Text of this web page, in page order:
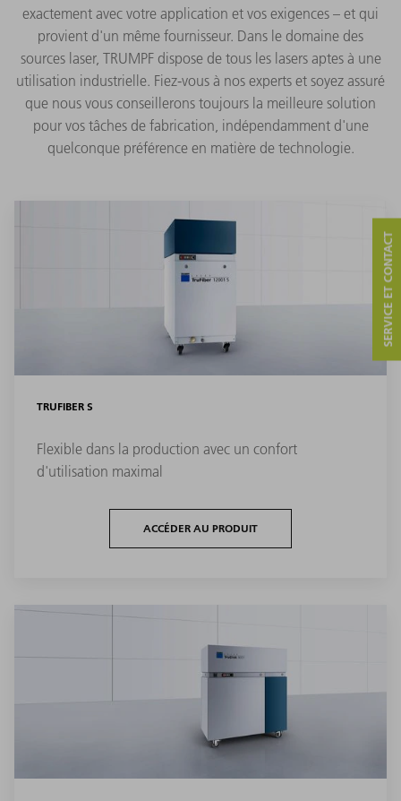
exactement avec votre application et vos exigences – et qui
provient d'un même fournisseur. Dans le domaine des
sources laser, TRUMPF dispose de tous les lasers aptes à une
utilisation industrielle. Fiez-vous à nos experts et soyez assuré
que nous vous conseillerons toujours la meilleure solution
pour vos tâches de fabrication, indépendamment d'une
quelconque préférence en matière de technologie.
TRUFIBER S
Flexible dans la production avec un confort
d'utilisation maximal
ACCÉDER AU PRODUIT
SERVICE ET CONTACT